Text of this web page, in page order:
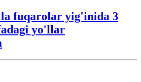
fuqarolar yig'inida 3
yo'llar